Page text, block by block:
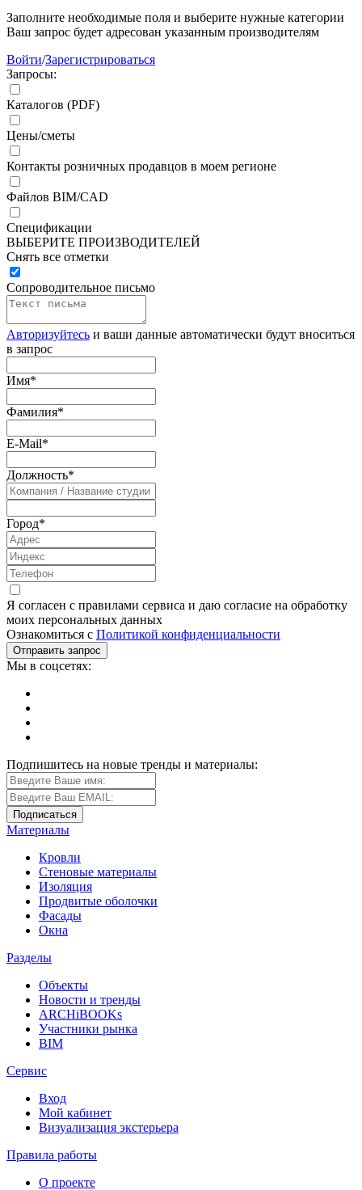
Заполните необходимые поля и выберите нужные категории
Ваш запрос будет адресован указанным производителям
Войти/Зарегистрироваться
Запросы:
Каталогов (PDF)
Цены/сметы
Контакты розничных продавцов в моем регионе
Файлов BIM/CAD
Спецификации
ВЫБЕРИТЕ ПРОИЗВОДИТЕЛЕЙ
Снять все отметки
Сопроводительное письмо
Авторизуйтесь и ваши данные автоматически будут вноситься
в запрос
Имя*
Фамилия*
E-Mail*
Должность*
Город*
Я согласен с правилами сервиса и даю согласие на обработку
моих персональных данных
Ознакомиться с Политикой конфиденциальности
Мы в соцсетях:
Подпишитесь на новые тренды и материалы:
Материалы
Кровли
Стеновые материалы
Изоляция
Продвитые оболочки
Фасады
Окна
Разделы
Объекты
Новости и тренды
ARCHiBOOKs
Участники рынка
BIM
Сервис
Вход
Мой кабинет
Визуализация экстерьера
Правила работы
О проекте